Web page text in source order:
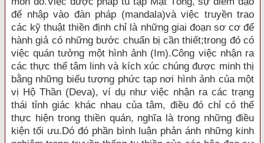
để nhập vào đàn pháp (mandala)và việc truyền trao
các kỹ thuật thiền định chỉ là những giai đoạn sơ cơ để
hành giả có những bước chuẩn bị cần thiết;trong đó có
việc quán tưởng một hình ảnh (Im).Công việc nhận ra
các thực thể tâm linh và kích xúc chúng được minh thị
bằng những biểu tượng phức tạp nơi hình ảnh của một
vị Hộ Thần (Deva), ví dụ như việc nhận ra các trạng
thái tỉnh giác khác nhau của tâm, điều đó chỉ có thể
thực hiện trong thiền quán, nghĩa là trong những điều
kiện tối ưu.Dó đó phần bình luận phản ánh những kinh